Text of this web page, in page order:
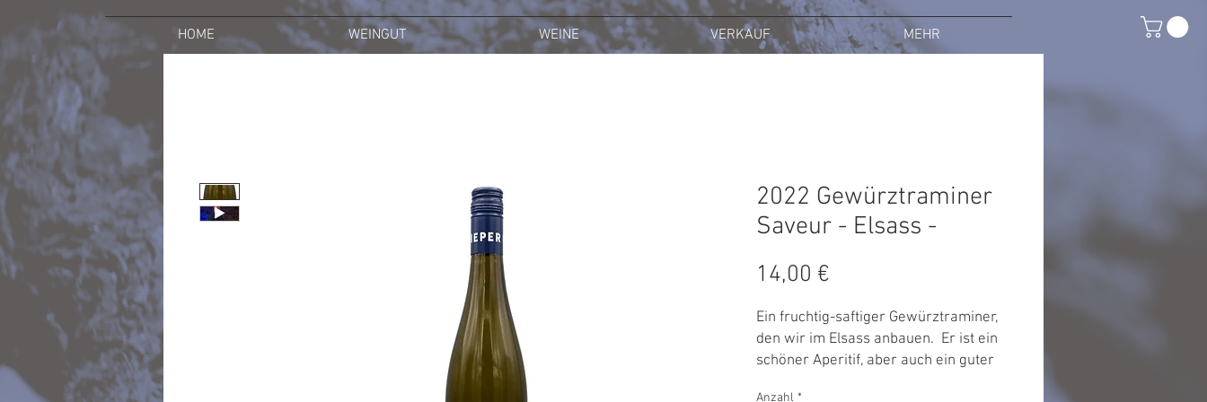
HOME WEINGUT WEINE VERKAUF MEHR
2022 Gewürztraminer
Saveur - Elsass -
14,00 €
Ein fruchtig-saftiger Gewürztraminer,
den wir im Elsass anbauen. ​ Er ist ein
schöner Aperitif, aber auch ein guter
Anzahl *